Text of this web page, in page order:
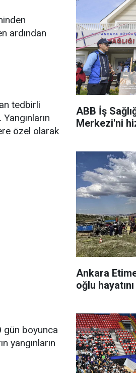
ardından
tedbirli
özel olarak
gün boyunca
yangınların
ABB İş
Merkezi'ni
Ankara
oğlu